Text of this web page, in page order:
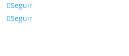
Seguir
Seguir